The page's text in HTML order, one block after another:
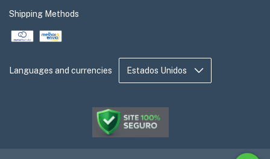
Shipping Methods
Languages and currencies